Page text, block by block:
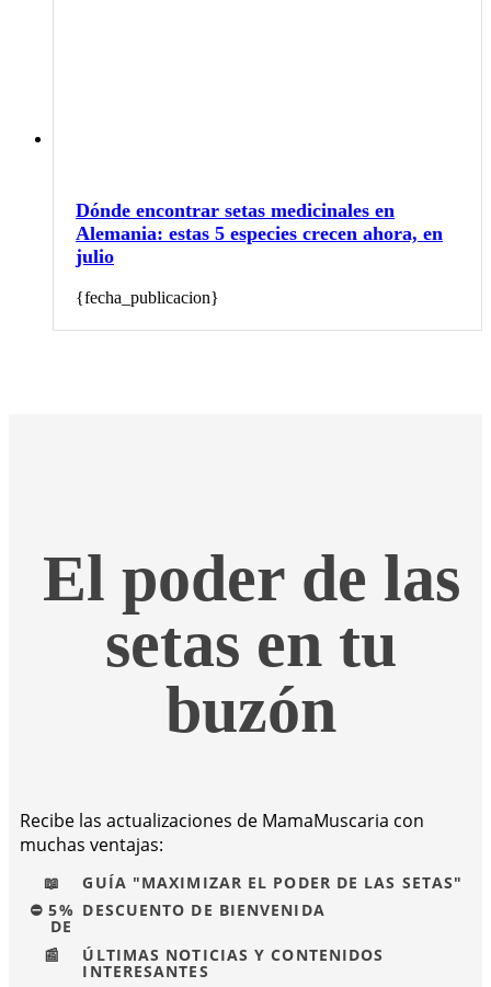
Dónde encontrar setas medicinales en
Alemania: estas 5 especies crecen ahora, en
julio
{fecha_publicacion}
El poder de las
setas en tu
buzón
Recibe las actualizaciones de MamaMuscaria con
muchas ventajas:
📖
GUÍA "MAXIMIZAR EL PODER DE LAS SETAS"
⛔ 5%
DE
DESCUENTO DE BIENVENIDA
📰 ÚLTIMAS NOTICIAS Y CONTENIDOS
INTERESANTES